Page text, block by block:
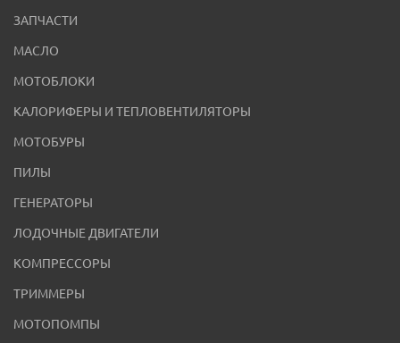
ЗАПЧАСТИ
МАСЛО
МОТОБЛОКИ
КАЛОРИФЕРЫ И ТЕПЛОВЕНТИЛЯТОРЫ
МОТОБУРЫ
ПИЛЫ
ГЕНЕРАТОРЫ
ЛОДОЧНЫЕ ДВИГАТЕЛИ
КОМПРЕССОРЫ
ТРИММЕРЫ
МОТОПОМПЫ